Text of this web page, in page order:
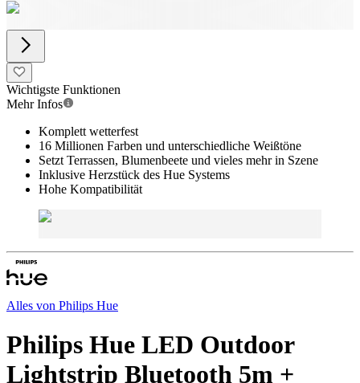
Wichtigste Funktionen
Mehr Infos
Komplett wetterfest
16 Millionen Farben und unterschiedliche Weißtöne
Setzt Terrassen, Blumenbeete und vieles mehr in Szene
Inklusive Herzstück des Hue Systems
Hohe Kompatibilität
Alles von Philips Hue
Philips Hue LED Outdoor
Lightstrip Bluetooth 5m +